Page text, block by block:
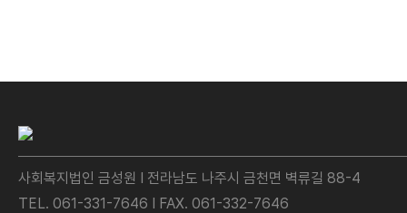
사회복지법인 금성원 I 전라남도 나주시 금천면 벽류길 88-4
TEL. 061-331-7646 I FAX. 061-332-7646